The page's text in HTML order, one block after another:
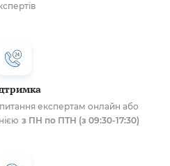
експертам онлайн або
з ПН по ПТН (з 09:30-17:30)